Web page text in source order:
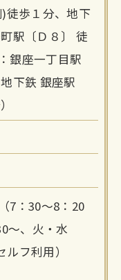
徒歩１分、地下
駅〔Ｄ８〕 徒
銀座一丁目駅
下鉄 銀座駅
7：30～8：20
～、火・水
ルフ利用）